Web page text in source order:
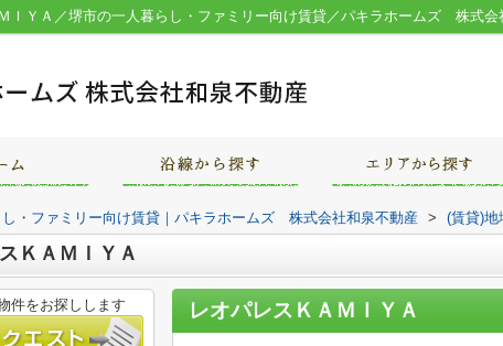
・ファミリー向け賃貸｜パキラホームズ 株式会社和泉不動産 > (賃貸)地
ＫＡＭＩＹＡ
レオパレスＫＡＭＩＹＡ
件をお探しします